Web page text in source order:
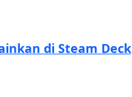
di Steam Deck